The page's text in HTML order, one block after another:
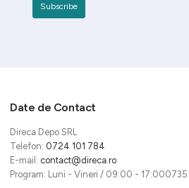
Date de Contact
Direca Depo SRL
Telefon: 0724 101 784
E-mail: contact@direca.ro
Program: Luni - Vineri / 09:00 -